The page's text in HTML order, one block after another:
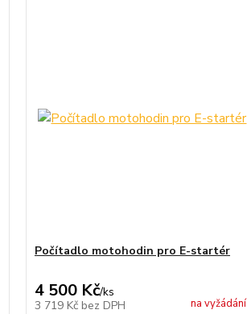
Počítadlo motohodin pro E-startér
4 500 Kč/ks
3 719 Kč bez DPH na vyžádání